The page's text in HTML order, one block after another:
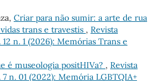
Criar para não sumir: a arte de rua
trans e travestis , Revista
n. 1 (2026): Memórias Trans e
é museologia positHIVa? , Revista
n. 01 (2022): Memória LGBTQIA+